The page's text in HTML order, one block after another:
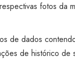
fotos da
de dados
de histórico de